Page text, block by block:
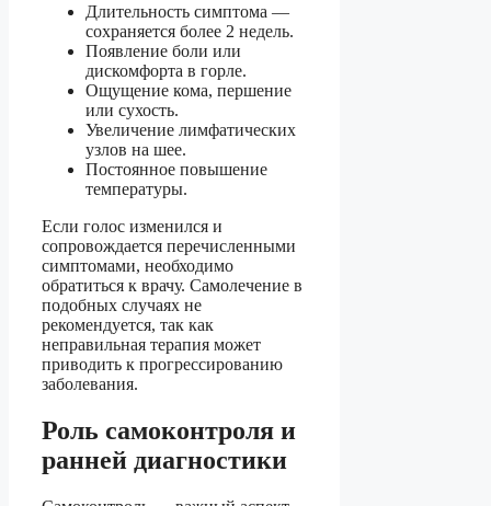
Длительность симптома —
сохраняется более 2 недель.
Появление боли или
дискомфорта в горле.
Ощущение кома, першение
или сухость.
Увеличение лимфатических
узлов на шее.
Постоянное повышение
температуры.
Если голос изменился и
сопровождается перечисленными
симптомами, необходимо
обратиться к врачу. Самолечение в
подобных случаях не
рекомендуется, так как
неправильная терапия может
приводить к прогрессированию
заболевания.
Роль самоконтроля и
ранней диагностики